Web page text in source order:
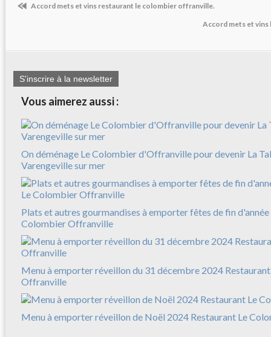
Accord mets et vins restaurant le colombier offranville.
Accord mets et
S'inscrire à la newsletter
Vous aimerez aussi :
On déménage Le Colombier d'Offranville pour devenir La
Varengeville sur mer
Plats et autres gourmandises à emporter fêtes de fin
Colombier Offranville
Menu à emporter réveillon du 31 décembre 2024
Offranville
Menu à emporter réveillon de Noël 2024 Restaurant Le